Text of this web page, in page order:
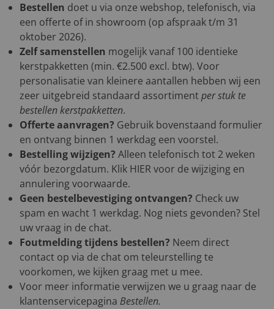
Bestellen doet u via onze webshop, telefonisch, via
een offerte of in showroom (op afspraak t/m 31
oktober 2026).
Zelf samenstellen mogelijk vanaf 100 identieke
kerstpakketten (min. €2.500 excl. btw). Voor
personalisatie van kleinere aantallen hebben wij een
zeer uitgebreid standaard assortimentper stuk te
bestellen kerstpakketten.
Offerte aanvragen? Gebruik bovenstaand formulier
en ontvang binnen 1 werkdag een voorstel.
Bestelling wijzigen? Alleen telefonisch tot 2 weken
vóór bezorgdatum. Klik HIERvoor de wijziging en
annulering voorwaarde.
Geen bestelbevestiging ontvangen? Check uw
spam en wacht 1 werkdag. Nog niets gevonden? Stel
uw vraag in de chat.
Foutmelding tijdens bestellen? Neem direct
contact op via de chat om teleurstelling te
voorkomen, we kijken graag met u mee.
Voor meer informatie verwijzen we u graag naar de
klantenservicepagina Bestellen.